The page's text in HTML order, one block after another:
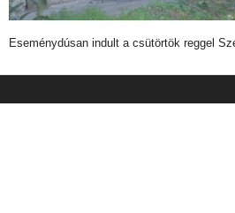
Eseménydúsan indult a csütörtök reggel